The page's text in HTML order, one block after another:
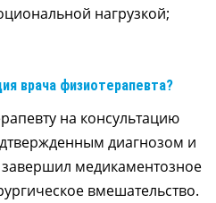
нагрузкой;
врача физиотерапевта?
на консультацию
диагнозом и
завершил медикаментозное
вмешательство.